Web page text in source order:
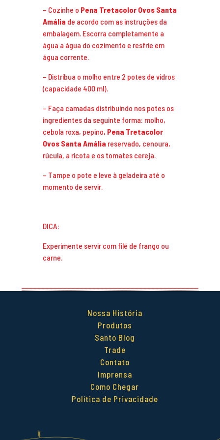
– Cozinhe o Pena Tretacolor Ovos Santa
Amália de acordo com as instruções da
embalagem. Escorra completamente a
água a água do cozimento e resfrie em
água corrente.
– Distribua o molho entre 2 potes de vidros
(capacidade 400 ml).
– Faça camadas distribuindo nos potes os
ingredientes da seguinte forma: molho,
cebola roxa, pepino, Pena Tretacolor
Ovos Santa Amália reservado, cenoura,
rúcula, a ricota e os tomates cereja.
– Tampe o pote e leve à geladeira até o
momento de servir.
DICA:
Experimente servir com filé de frango ou
carne.
Nossa História
Produtos
Santo Blog
Trade
Contato
Imprensa
Como Chegar
Política de Privacidade